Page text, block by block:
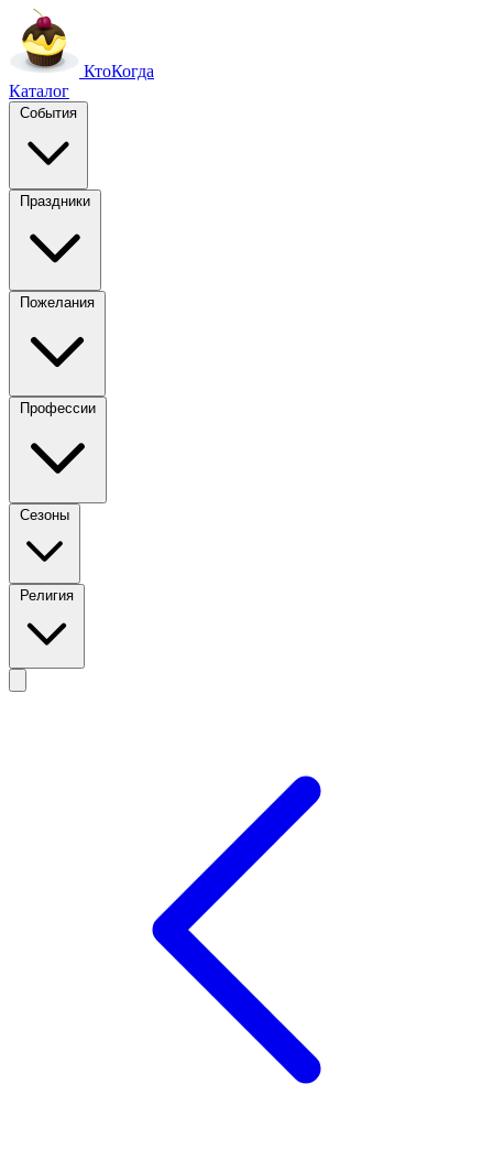
КтоКогда
Каталог
События
Праздники
Пожелания
Профессии
Сезоны
Религия